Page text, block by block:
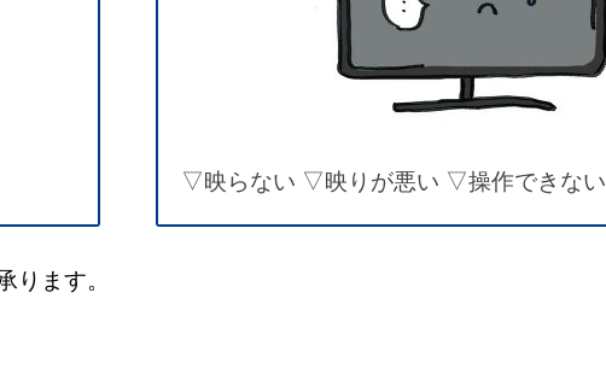
▽映らない ▽映りが悪い ▽操作できない
ます。